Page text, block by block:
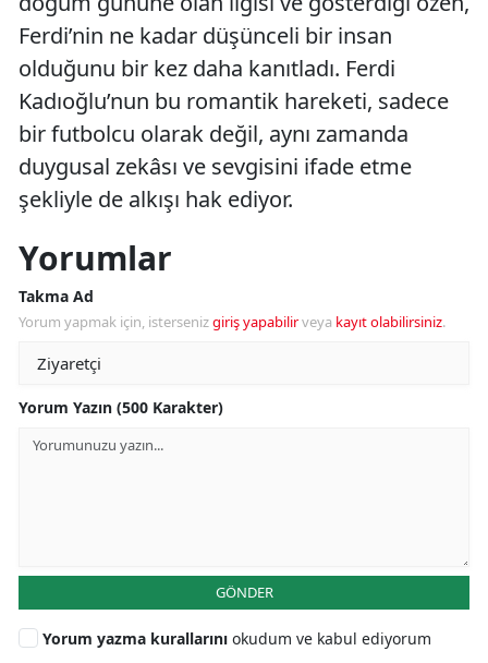
Ferdi’nin ne kadar düşünceli bir insan
olduğunu bir kez daha kanıtladı. Ferdi
Kadıoğlu’nun bu romantik hareketi, sadece
bir futbolcu olarak değil, aynı zamanda
duygusal zekâsı ve sevgisini ifade etme
şekliyle de alkışı hak ediyor.
Yorumlar
Takma Ad
Yorum yapmak için, istersenizgiriş yapabilirveya kayıt olabilirsiniz.
Yorum Yazın (500 Karakter)
GÖNDER
Yorum yazma kurallarını okudum ve kabul ediyorum